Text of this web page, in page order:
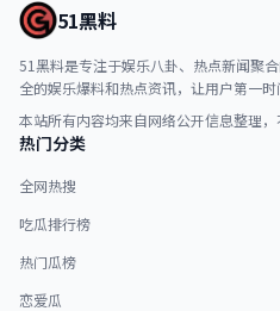
51黑料
51黑料是专注于娱乐八卦、热点新闻聚
全的娱乐爆料和热点资讯，让用户第一时
本站所有内容均来自网络公开信息整理，
热门分类
全网热搜
吃瓜排行榜
热门瓜榜
恋爱瓜